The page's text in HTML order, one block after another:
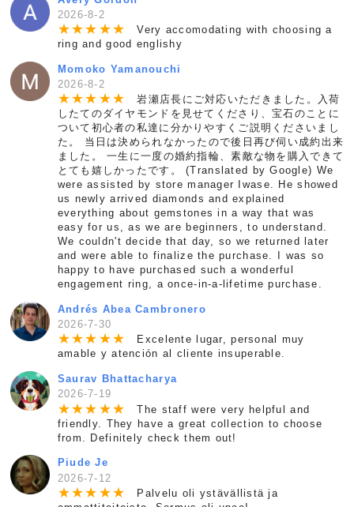
2026-8-2
★★★ ★★
Very accomodating with choosing a
ring and good englishy
Momoko Yamanouchi
2026-8-2
★★★ ★★
岩瀬店長にご対応いただきました。入荷
したてのダイヤモンドを見せてくださり、宝石のことに
ついて初心者の私達に分かりやすくご説明くださいまし
た。 当日は決められなかったので後日再び伺い成約出来
ました。 一生に一度の婚約指輪、素敵な物を購入できて
とても嬉しかったです。 (Translated by Google) We
were assisted by store manager Iwase. He showed
us newly arrived diamonds and explained
everything about gemstones in a way that was
easy for us, as we are beginners, to understand.
We couldn't decide that day, so we returned later
and were able to finalize the purchase. I was so
happy to have purchased such a wonderful
engagement ring, a once-in-a-lifetime purchase.
Andrés Abea Cambronero
2026-7-30
★★★ ★★
Excelente lugar, personal muy
amable y atención al cliente insuperable.
Saurav Bhattacharya
2026-7-19
★★★ ★★
The staff were very helpful and
friendly. They have a great collection to choose
from. Definitely check them out!
Piude Je
2026-7-12
★★★ ★★
Palvelu oli ystävällistä ja